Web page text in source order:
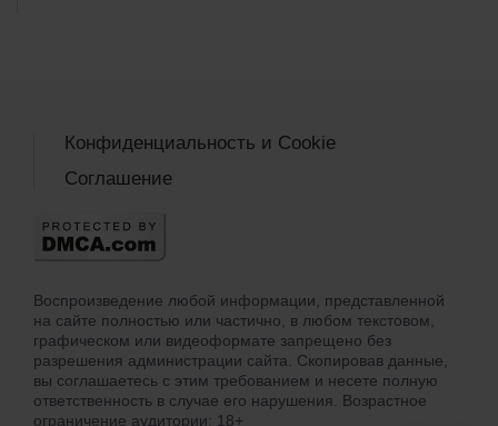
Воспроизведение любой информации, представленной
на сайте полностью или частично, в любом текстовом,
графическом или видеоформате запрещено без
разрешения администрации сайта. Скопировав данные,
вы соглашаетесь с этим требованием и несете полную
ответственность в случае его нарушения. Возрастное
ограничение аудитории: 18+
Конфиденциальность и Cookie
Соглашение